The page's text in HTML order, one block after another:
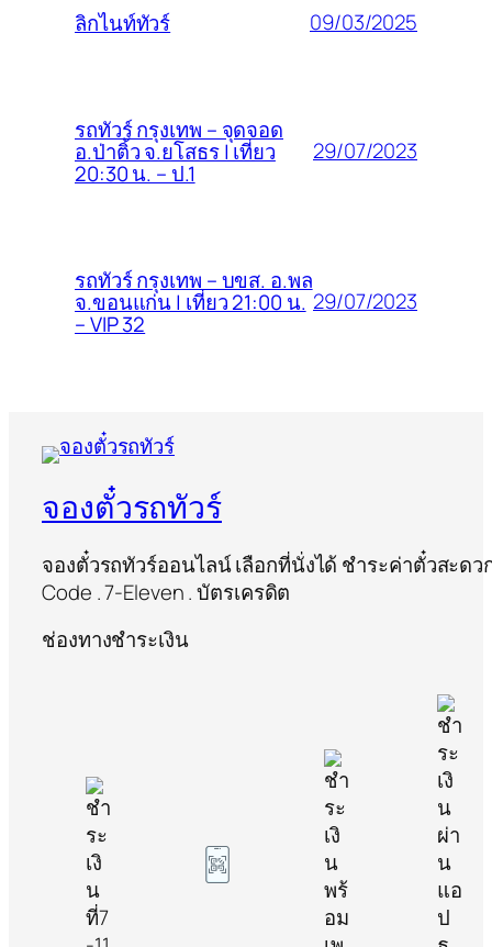
ลิกไนท์ทัวร์ 09/03/2025
รถทัวร์ กรุงเทพ – จุดจอด
อ.ป่าติ้ว จ.ยโสธร | เที่ยว
20:30 น. – ป.1
29/07/2023
รถทัวร์ กรุงเทพ – บขส. อ.พล
จ.ขอนแก่น | เที่ยว 21:00 น.
– VIP 32
29/07/2023
จองตั๋วรถทัวร์
จองตั๋วรถทัวร์ออนไลน์ เลือกที่นั่งได้ ชำระค่าตั๋วสะดว
Code . 7-Eleven . บัตรเครดิต
ช่องทางชำระเงิน